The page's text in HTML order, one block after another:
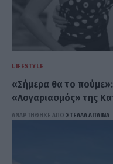
LIFESTYLE
«Σήμερα θα το
«Λογαριασμός» της
ΑΝΑΡΤΗΘΗΚΕ ΑΠΟ ΣΤΈΛΛΑ ΛΊΤΑΙΝΑ